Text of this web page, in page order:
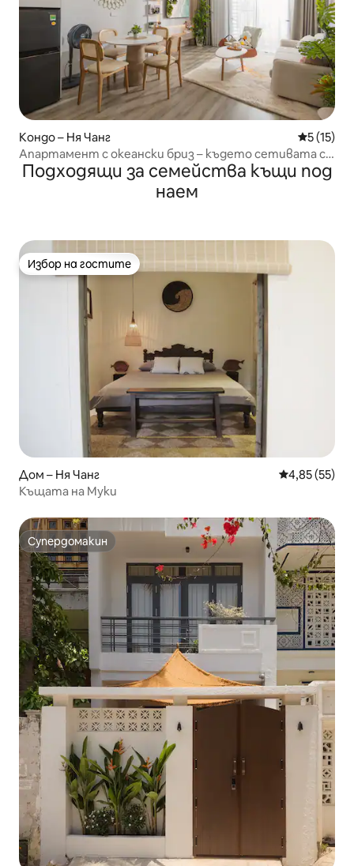
Кондо – Ня Чанг Средна
5 (15)
Апартамент с океански бриз – където сетивата се
чувстват спокойни
Подходящи за семейства къщи под
наем
Избор на гостите
Избор на гостите
Дом – Ня Чанг Средна
4,85 (55)
Къщата на Муки
Супердомакин
Супердомакин